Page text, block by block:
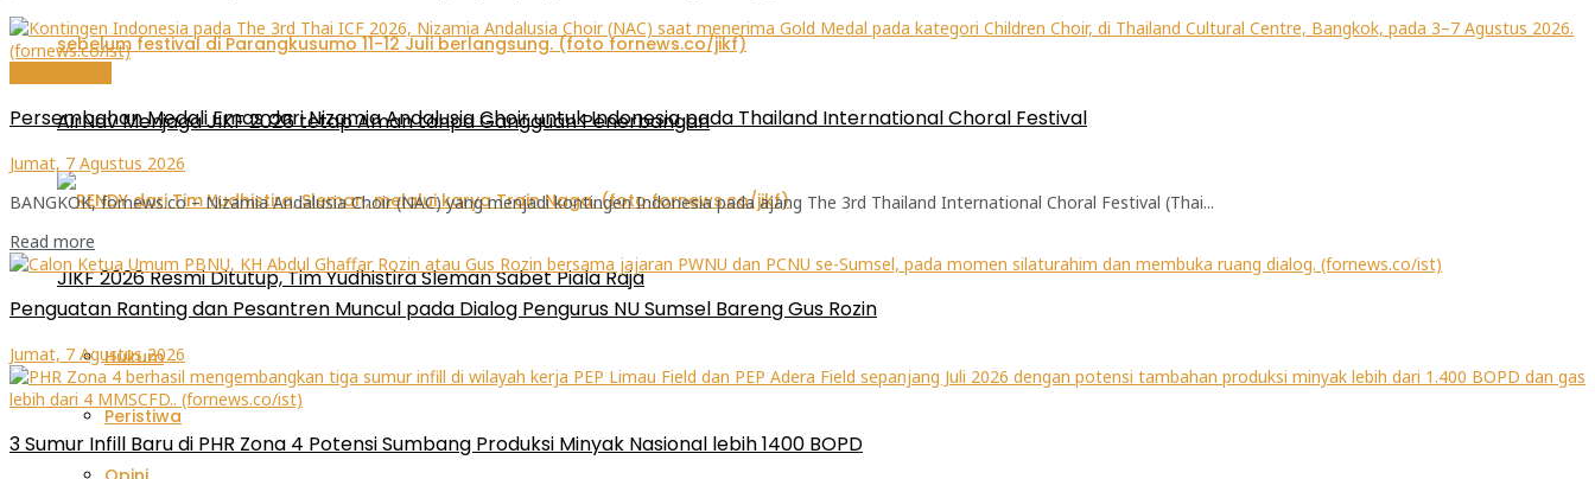
AirNav Menjaga JIKF 2026 tetap Aman tanpa Gangguan Penerbangan
JIKF 2026 Resmi Ditutup, Tim Yudhistira Sleman Sabet Piala Raja
Hukum
Peristiwa
Persembahan Medali Emas dari Nizamia Andalusia Choir untuk Indonesia pada Thailand International Choral Festival
Jumat, 7 Agustus 2026
BANGKOK, fornews.co – Nizamia Andalusia Choir (NAC) yang menjadi kontingen Indonesia pada ajang The 3rd Thailand International Choral Festival (Thai...
Read more
Penguatan Ranting dan Pesantren Muncul pada Dialog Pengurus NU Sumsel Bareng Gus Rozin
Jumat, 7 Agustus 2026
3 Sumur Infill Baru di PHR Zona 4 Potensi Sumbang Produksi Minyak Nasional lebih 1400 BOPD